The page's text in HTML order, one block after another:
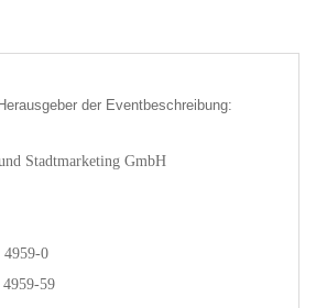
der Eventbeschreibung:
Stadtmarketing GmbH
4959-0
59